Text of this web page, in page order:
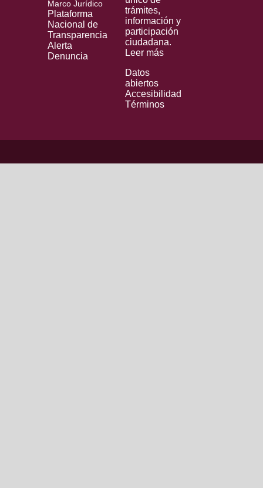
Marco Jurídico
Plataforma
Nacional de
Transparencia
Alerta
Denuncia
trámites,
información y
participación
ciudadana.
Leer más
Datos
abiertos
Accesibilidad
Términos